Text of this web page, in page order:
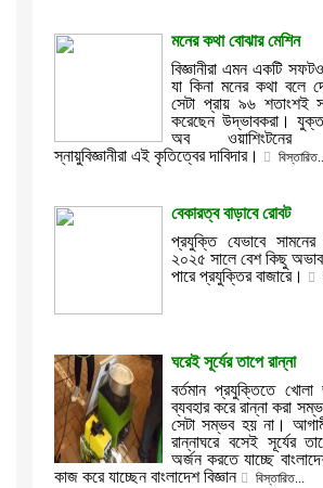
মনের কথা বোঝার মেশিন
বিজ্ঞানীরা এমন একটি
যা কিনা মনের কথা বলে
সেটা প্রায় ৯৬ শতাংশই
করেছেন উদ্ভাবকরা।
অব ওয়াশিংটনের
স্নায়ুবিজ্ঞানীরা এই কৃতিত্বের দাবিদার।
বেকারত্ব বাড়াবে রোবট
প্রযুক্তি যেভাবে
২০২৫ সালে বেশ কিছু
পারে প্রযুক্তির বাজারে।
ঘরেই সূর্যের তাপে রান্না
বর্তমান প্রযুক্তিতে খোলা
ব্যবহার করে রান্না করা
সেটা সম্ভব হয় না।
রান্নাঘরে বসেই সূর্যের
অর্জন করতে যাচ্ছে
কাজ করে যাচ্ছেন বাংলাদেশ বিজ্ঞান
বিস্তারিত...